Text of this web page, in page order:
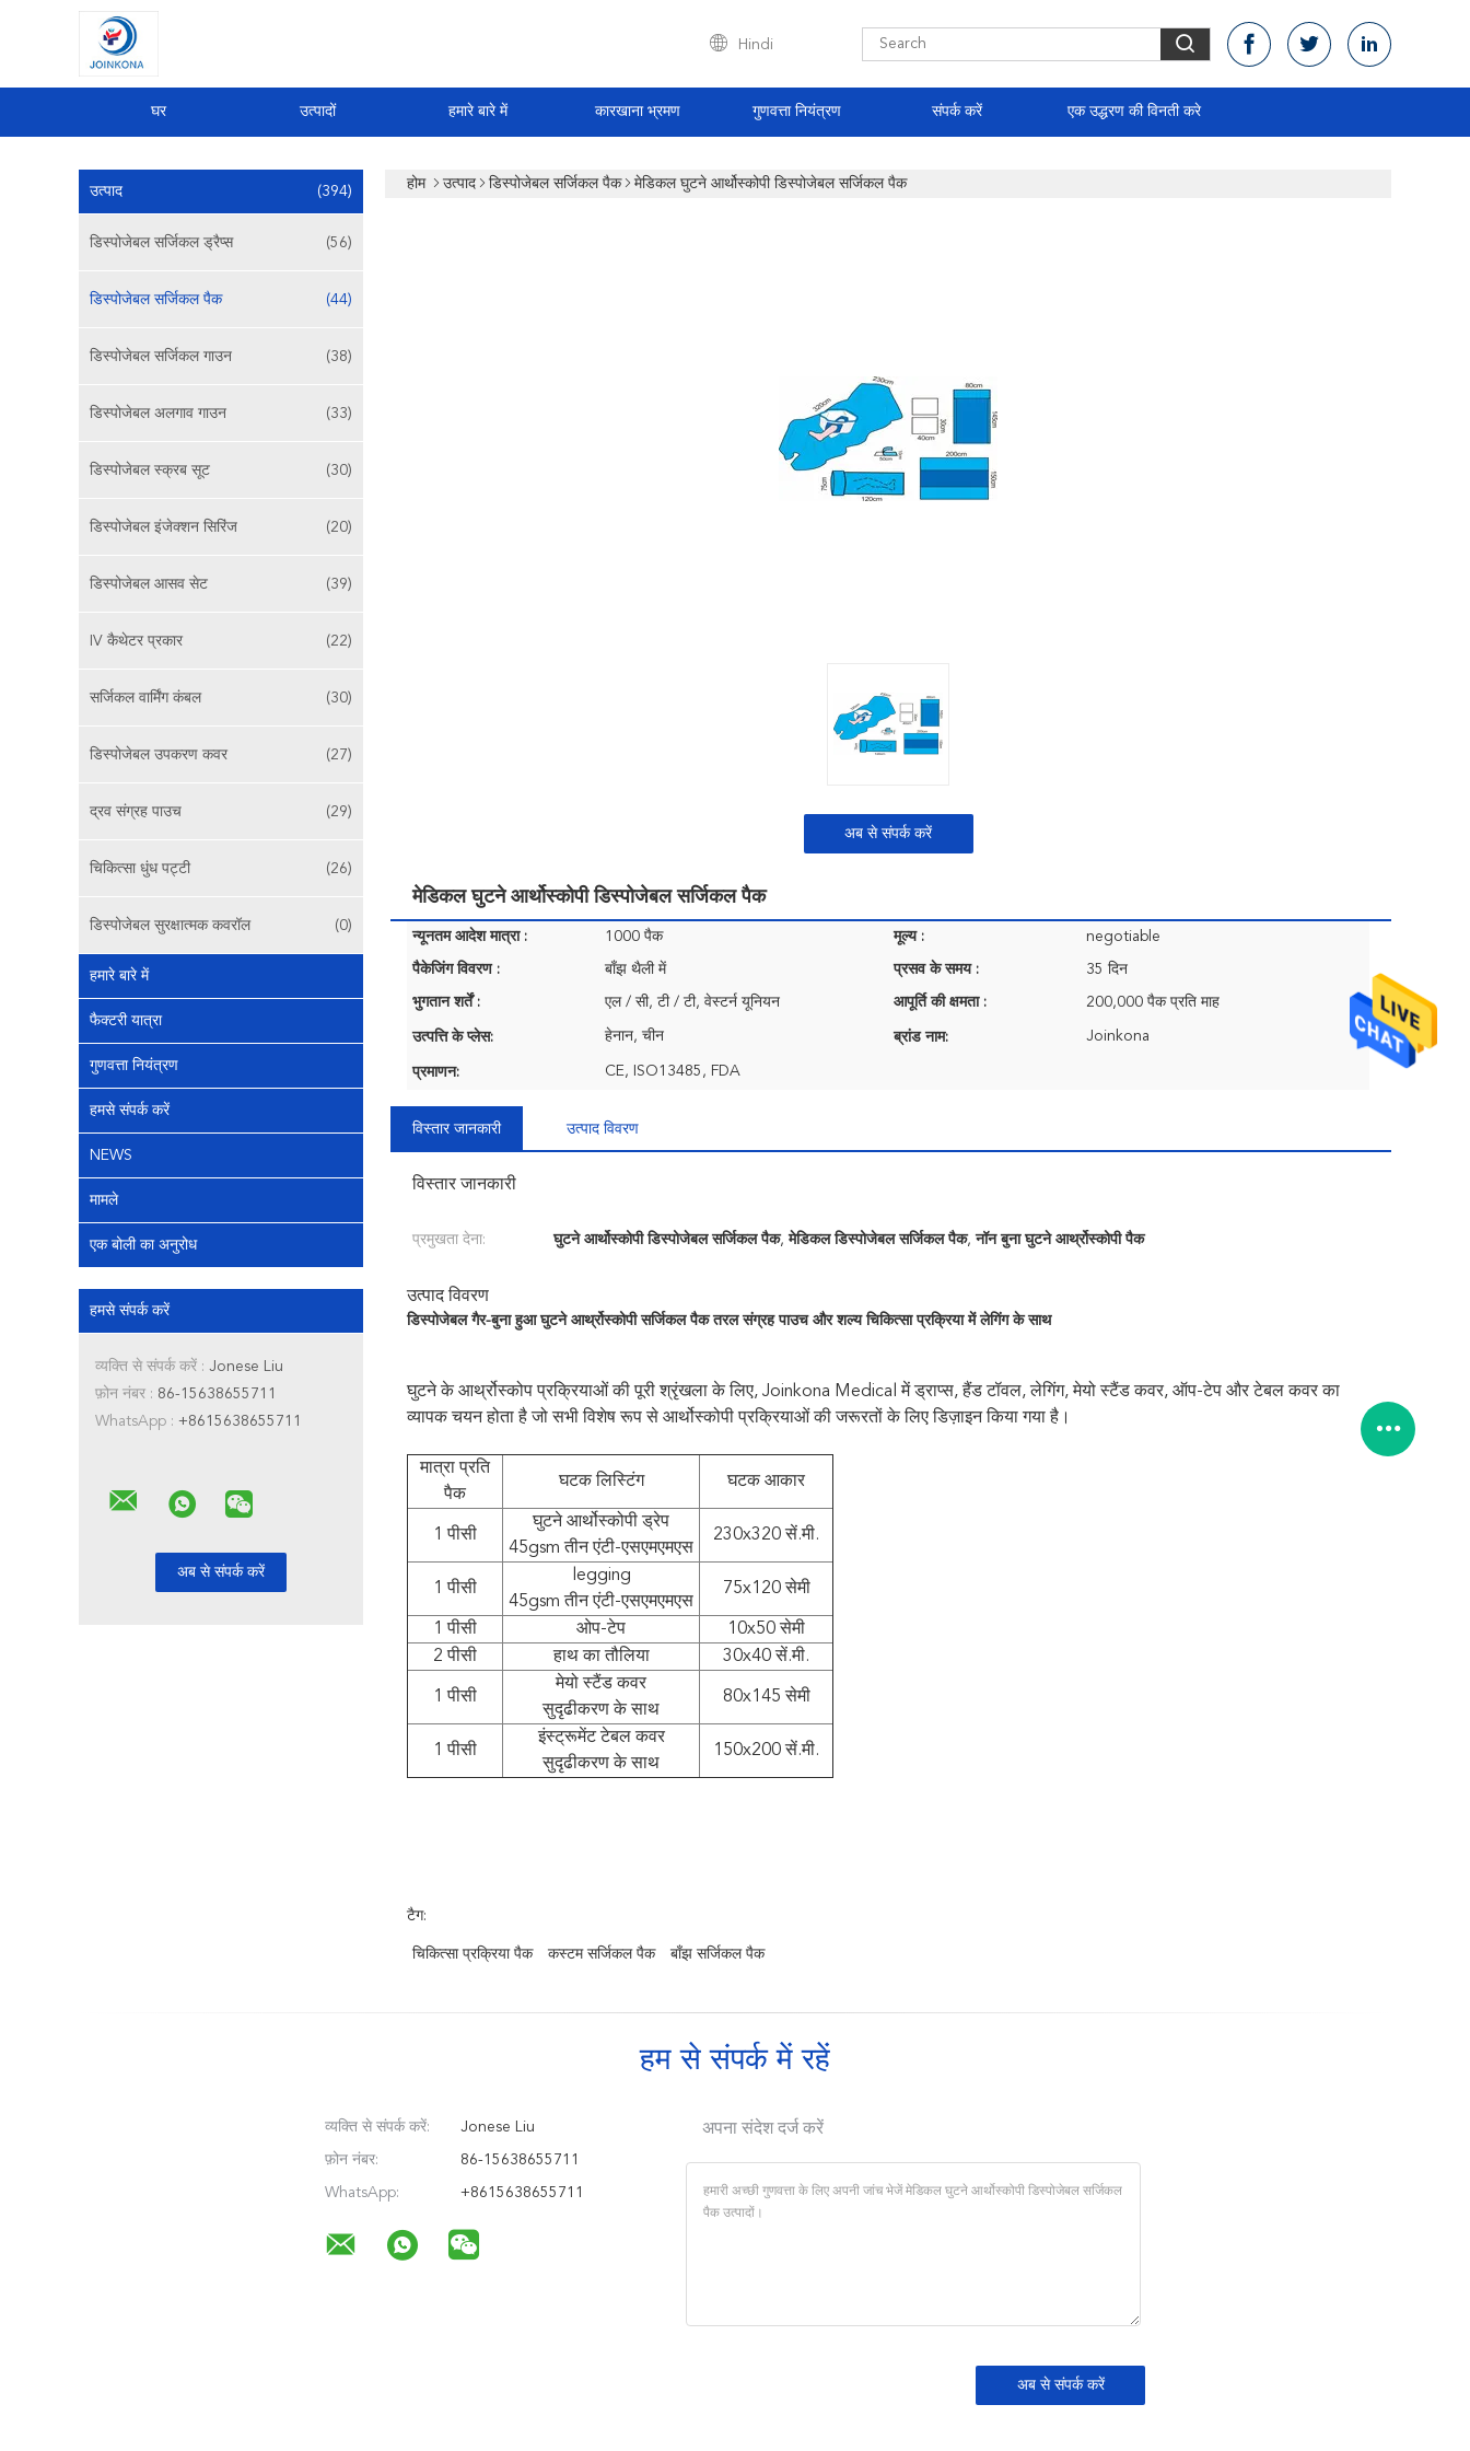
Hindi
घर उत्पादों हमारे बारे में कारखाना भ्रमण गुणवत्ता नियंत्रण संपर्क करें एक उद्धरण की विनती करे
उत्पाद (394)
डिस्पोजेबल सर्जिकल ड्रैप्स (56)
डिस्पोजेबल सर्जिकल पैक (44)
डिस्पोजेबल सर्जिकल गाउन (38)
डिस्पोजेबल अलगाव गाउन (33)
डिस्पोजेबल स्क्रब सूट (30)
डिस्पोजेबल इंजेक्शन सिरिंज (20)
डिस्पोजेबल आसव सेट (39)
IV कैथेटर प्रकार (22)
सर्जिकल वार्मिंग कंबल (30)
डिस्पोजेबल उपकरण कवर (27)
द्रव संग्रह पाउच (29)
चिकित्सा धुंध पट्टी (26)
डिस्पोजेबल सुरक्षात्मक कवरॉल (0)
हमारे बारे में
फैक्टरी यात्रा
गुणवत्ता नियंत्रण
हमसे संपर्क करें
NEWS
मामले
एक बोली का अनुरोध
हमसे संपर्क करें
व्यक्ति से संपर्क करें : Jonese Liu
फ़ोन नंबर : 86-15638655711
WhatsApp : +8615638655711
होम उत्पाद डिस्पोजेबल सर्जिकल पैक मेडिकल घुटने आर्थोस्कोपी डिस्पोजेबल सर्जिकल पैक
अब से संपर्क करें
मेडिकल घुटने आर्थोस्कोपी डिस्पोजेबल सर्जिकल पैक
न्यूनतम आदेश मात्रा : 1000 पैक मूल्य : negotiable
पैकेजिंग विवरण : बाँझ थैली में प्रसव के समय : 35 दिन
भुगतान शर्तें : एल / सी, टी / टी, वेस्टर्न यूनियन आपूर्ति की क्षमता : 200,000 पैक प्रति माह
उत्पत्ति के प्लेस: हेनान, चीन ब्रांड नाम: Joinkona
प्रमाणन: CE, ISO13485, FDA
विस्तार जानकारी उत्पाद विवरण
विस्तार जानकारी
प्रमुखता देना: घुटने आर्थोस्कोपी डिस्पोजेबल सर्जिकल पैक,मेडिकल डिस्पोजेबल सर्जिकल पैक,नॉन बुना घुटने आर्थ्रोस्कोपी पैक
उत्पाद विवरण
डिस्पोजेबल गैर-बुना हुआ घुटने आर्थ्रोस्कोपी सर्जिकल पैक तरल संग्रह पाउच और शल्य चिकित्सा प्रक्रिया में लेगिंग के साथ
घुटने के आर्थ्रोस्कोप प्रक्रियाओं की पूरी श्रृंखला के लिए, Joinkona Medical में ड्राप्स, हैंड टॉवल, लेगिंग, मेयो स्टैंड कवर, ऑप-टेप और टेबल कवर का
व्यापक चयन होता है जो सभी विशेष रूप से आर्थोस्कोपी प्रक्रियाओं की जरूरतों के लिए डिज़ाइन किया गया है।
मात्रा प्रति
पैक
घटक लिस्टिंग घटक आकार
1 पीसी
घुटने आर्थोस्कोपी ड्रेप
45gsm तीन एंटी-एसएमएमएस
230x320 सें.मी.
1 पीसी
legging
45gsm तीन एंटी-एसएमएमएस
75x120 सेमी
1 पीसी ओप-टेप
10x50 सेमी
2 पीसी
हाथ का तौलिया 30x40 सें.मी.
1 पीसी
मेयो स्टैंड कवर
सुदृढीकरण के साथ
80x145 सेमी
1 पीसी
इंस्ट्रूमेंट टेबल कवर
सुदृढीकरण के साथ
150x200 सें.मी.
टैग:
चिकित्सा प्रक्रिया पैक कस्टम सर्जिकल पैक बाँझ सर्जिकल पैक
हम से संपर्क में रहें
व्यक्ति से संपर्क करें: Jonese Liu
फ़ोन नंबर: 86-15638655711
WhatsApp: +8615638655711
अपना संदेश दर्ज करें